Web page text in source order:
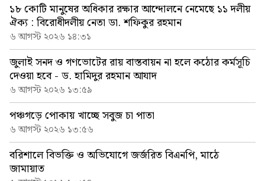
১৮ কোটি মানুষের অধিকার রক্ষার আন্দোলনে নেমেছে ১১ দলীয়
ঐক্য : বিরোধীদলীয় নেতা ডা. শফিকুর রহমান
৬ আগস্ট ২০২৬ ১৪:৩১
জুলাই সনদ ও গণভোটের রায় বাস্তবায়ন না হলে কঠোর কর্মসূচি
দেওয়া হবে - ড. হামিদুর রহমান আযাদ
৬ আগস্ট ২০২৬ ১৩:৫৯
পঞ্চগড়ে পোকায় খাচ্ছে সবুজ চা পাতা
৬ আগস্ট ২০২৬ ১৩:৫৬
বরিশালে বিভক্তি ও অভিযোগে জর্জরিত বিএনপি, মাঠে
জামায়াত